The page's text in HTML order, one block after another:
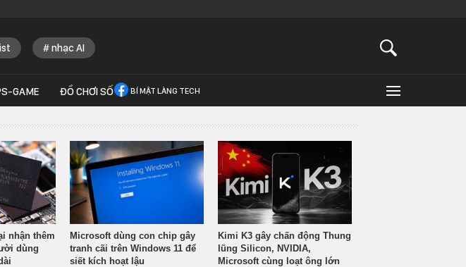
nhạc AI
GAME ĐỒ CHƠI SỐ BÍ MẬT LÀNG TECH
nhận thêm
dùng
Microsoft dùng con chip gây
tranh cãi trên Windows 11 để
siết kích hoạt lậu
Kimi K3 gây chấn động Thung
lũng Silicon, NVIDIA,
Microsoft cùng loạt ông lớn